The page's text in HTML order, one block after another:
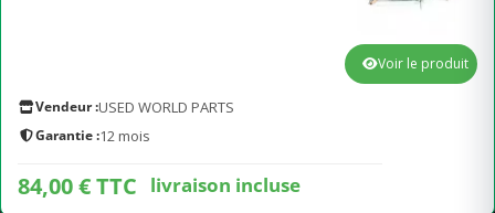
Vendeur :USED WORLD PARTS
Garantie :12 mois
84,00 € TTC livraison incluse
Voir le produit